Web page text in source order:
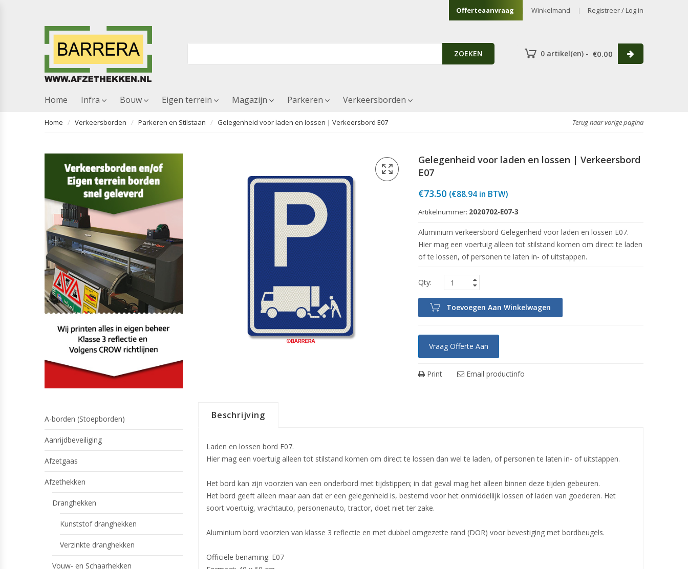
Offerteaanvraag Winkelmand Registreer / Log in
ZOEKEN 0 artikel(en) - €0.00
Home Infra Bouw Eigen terrein Magazijn Parkeren Verkeersborden
Home Verkeersborden Parkeren en Stilstaan Gelegenheid voor laden en lossen | Verkeersbord E07 Terug naar vorige pagina
Gelegenheid voor laden en lossen | Verkeersbord
E07
€73.50 (€88.94 in BTW)
Artikelnummer: 2020702-E07-3
Aluminium verkeersbord Gelegenheid voor laden en lossen E07.
Hier mag een voertuig alleen tot stilstand komen om direct te laden
of te lossen, of personen te laten in- of uitstappen.
Toevoegen Aan Winkelwagen
Vraag Offerte Aan
Print Email productinfo
Beschrijving
Laden en lossen bord E07.
Hier mag een voertuig alleen tot stilstand komen om direct te lossen dan wel te laden, of personen te laten in- of uitstappen.
Het bord kan zijn voorzien van een onderbord met tijdstippen; in dat geval mag het alleen binnen deze tijden gebeuren.
Het bord geeft alleen maar aan dat er een gelegenheid is, bestemd voor het onmiddellijk lossen of laden van goederen. Het
soort voertuig, vrachtauto, personenauto, tractor, doet niet ter zake.
Aluminium bord voorzien van klasse 3 reflectie en met dubbel omgezette rand (DOR) voor bevestiging met bordbeugels.
Officiële benaming: E07
A-borden (Stoepborden)
Aanrijdbeveiliging
Afzetgaas
Afzethekken
Dranghekken
Kunststof dranghekken
Verzinkte dranghekken
Vouw- en Schaarhekken